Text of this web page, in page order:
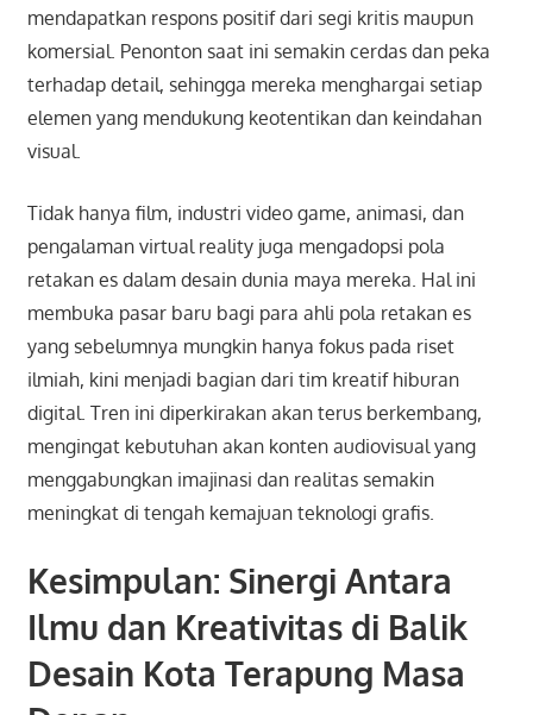
mendapatkan respons positif dari segi kritis maupun
komersial. Penonton saat ini semakin cerdas dan peka
terhadap detail, sehingga mereka menghargai setiap
elemen yang mendukung keotentikan dan keindahan
visual.
Tidak hanya film, industri video game, animasi, dan
pengalaman virtual reality juga mengadopsi pola
retakan es dalam desain dunia maya mereka. Hal ini
membuka pasar baru bagi para ahli pola retakan es
yang sebelumnya mungkin hanya fokus pada riset
ilmiah, kini menjadi bagian dari tim kreatif hiburan
digital. Tren ini diperkirakan akan terus berkembang,
mengingat kebutuhan akan konten audiovisual yang
menggabungkan imajinasi dan realitas semakin
meningkat di tengah kemajuan teknologi grafis.
Kesimpulan: Sinergi Antara
Ilmu dan Kreativitas di Balik
Desain Kota Terapung Masa